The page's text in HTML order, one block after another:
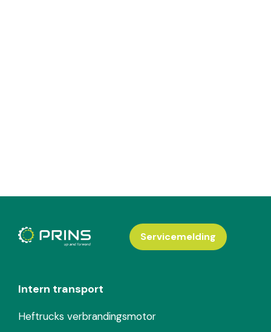
Intern transport
Heftrucks verbrandingsmotor
Servicemelding